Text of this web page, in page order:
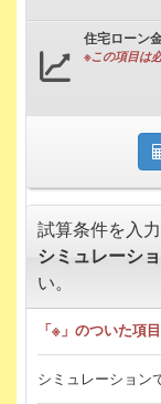
住宅ローン
※この項目は
試算条件を入力
シミュレーシ
い。
「※」のついた項
シミュレーション